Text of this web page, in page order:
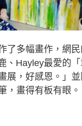
了多幅畫作，網
、Hayley最愛的
展，好感恩。」
，畫得有板有眼。